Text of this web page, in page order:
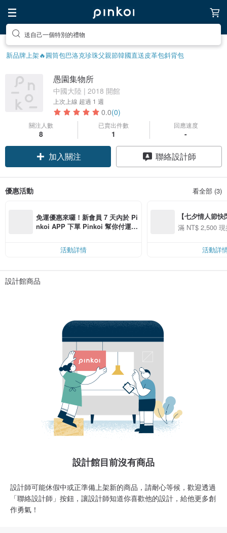
送自己一個特別的禮物
新品牌上架🔥圓筒包巴洛克珍珠父親節韓國直送皮革包斜背包
愚園集物所
中國大陸 | 2018 開館
上次上線 超過 1 週
0.0(0)
關注人數
8
已賣出件數
1
回應速度
-
加入關注 聯絡設計師
優惠活動 看全部 (3)
免運優惠來囉！新會員 7 天內於 Pi
nkoi APP 下單 Pinkoi 幫你付運
活動詳情
【七夕情人節
用 APP 購買任
00 現折 NT$100
滿 NT$ 2,500
活動詳
設計館商品
設計館目前沒有商品
設計師可能休假中或正準備上架新的商品，請耐心等候，歡迎透過
「聯絡設計師」按鈕，讓設計師知道你喜歡他的設計，給他更多創
作勇氣！